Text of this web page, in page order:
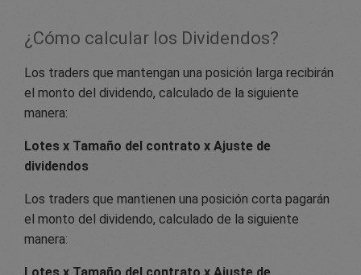
¿Cómo calcular los Dividendos?
Los traders que mantengan una posición larga recibirán
el monto del dividendo, calculado de la siguiente
manera:
Lotes x Tamaño del contrato x Ajuste de
dividendos
Los traders que mantienen una posición corta pagarán
el monto del dividendo, calculado de la siguiente
manera: